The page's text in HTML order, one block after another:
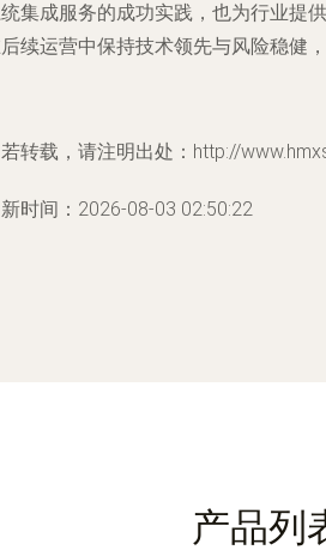
集成服务的成功实践，也为行业提
续运营中保持技术领先与风险稳健
转载，请注明出处：http://
时间：2026-08-03 02:50:22
产品列